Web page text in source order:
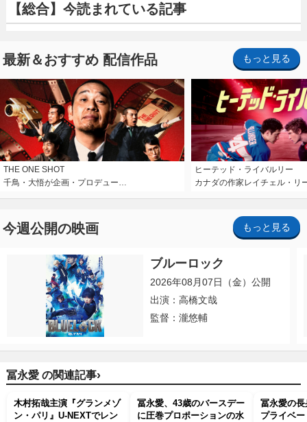
【総合】今読まれている記事
最新＆おすすめ 配信作品 もっと見る
THE ONE SHOT
千鳥・大悟が企画・プロデュー…
ヒーテッド・ライバルリー
カナダの作家レイチェル・リ
今週公開の映画 もっと見る
ブルーロック
2026年08月07日（金）公開
出演：高橋文哉
監督：瀧悠輔
冨永愛 の関連記事›
木村拓哉主演『グランメゾ
ン・パリ』U‐NEXTでレン
冨永愛、43歳のバースデー
に圧巻プロポーションの水
冨永愛の
プライベ